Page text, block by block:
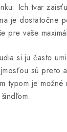
Ich tvar
je dostatočne
pre vaše
si ju často
sú
typom je